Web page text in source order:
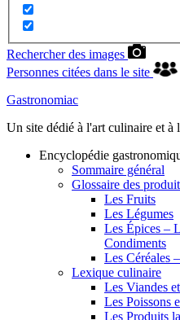
Rechercher des images
Personnes citées dans le site
Gastronomiac
Un site dédié à l'art culinaire et à
Encyclopédie
Sommaire général
Glossaire des
Les Fruits
Les Légumes
Les Épices –
Condiments
Les Céréales
Lexique culinaire
Les Viandes
Les Poissons
Les Produits